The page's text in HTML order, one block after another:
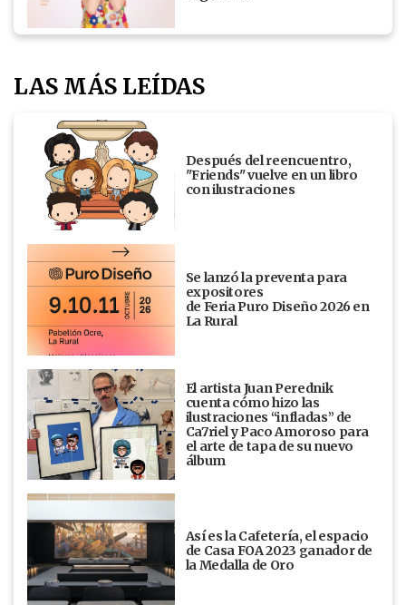
LAS MÁS LEÍDAS
Después del reencuentro,
"Friends" vuelve en un libro
con ilustraciones
Se lanzó la preventa para
expositores
de Feria Puro Diseño 2026 en
La Rural
El artista Juan Perednik
cuenta cómo hizo las
ilustraciones “infladas” de
Ca7riel y Paco Amoroso para
el arte de tapa de su nuevo
álbum
Así es la Cafetería, el espacio
de Casa FOA 2023 ganador de
la Medalla de Oro